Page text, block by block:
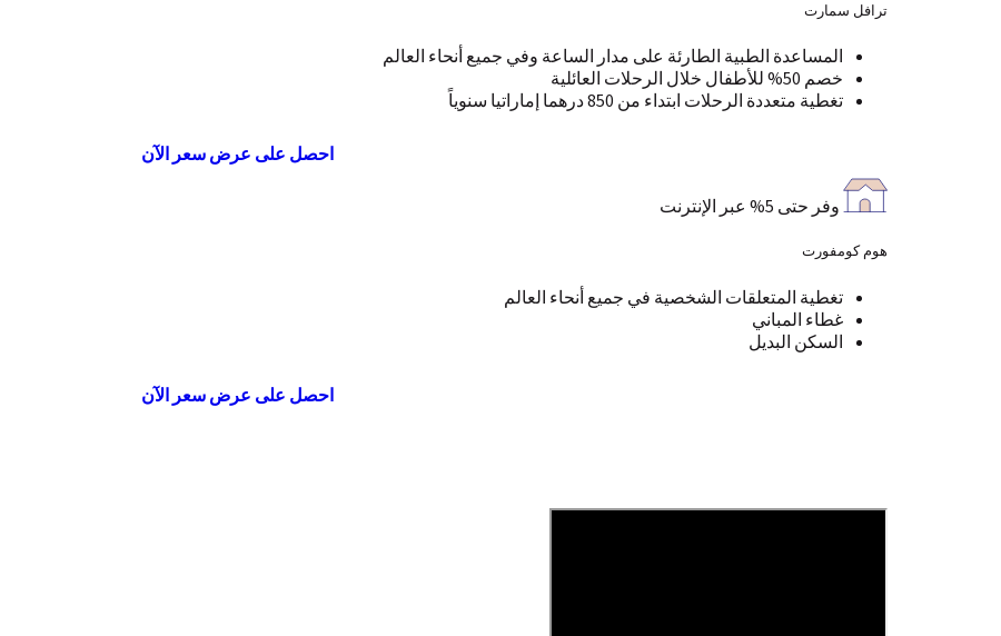
ترافل سمارت
المساعدة الطبية الطارئة على مدار الساعة وفي جميع أنحاء العالم
خصم 50% للأطفال خلال الرحلات العائلية
تغطية متعددة الرحلات ابتداء من 850 درهما إماراتيا سنوياً
احصل على عرض سعر الآن
وفر حتى 5% عبر الإنترنت
هوم كومفورت
تغطية المتعلقات الشخصية في جميع أنحاء العالم
غطاء المباني
السكن البديل
احصل على عرض سعر الآن